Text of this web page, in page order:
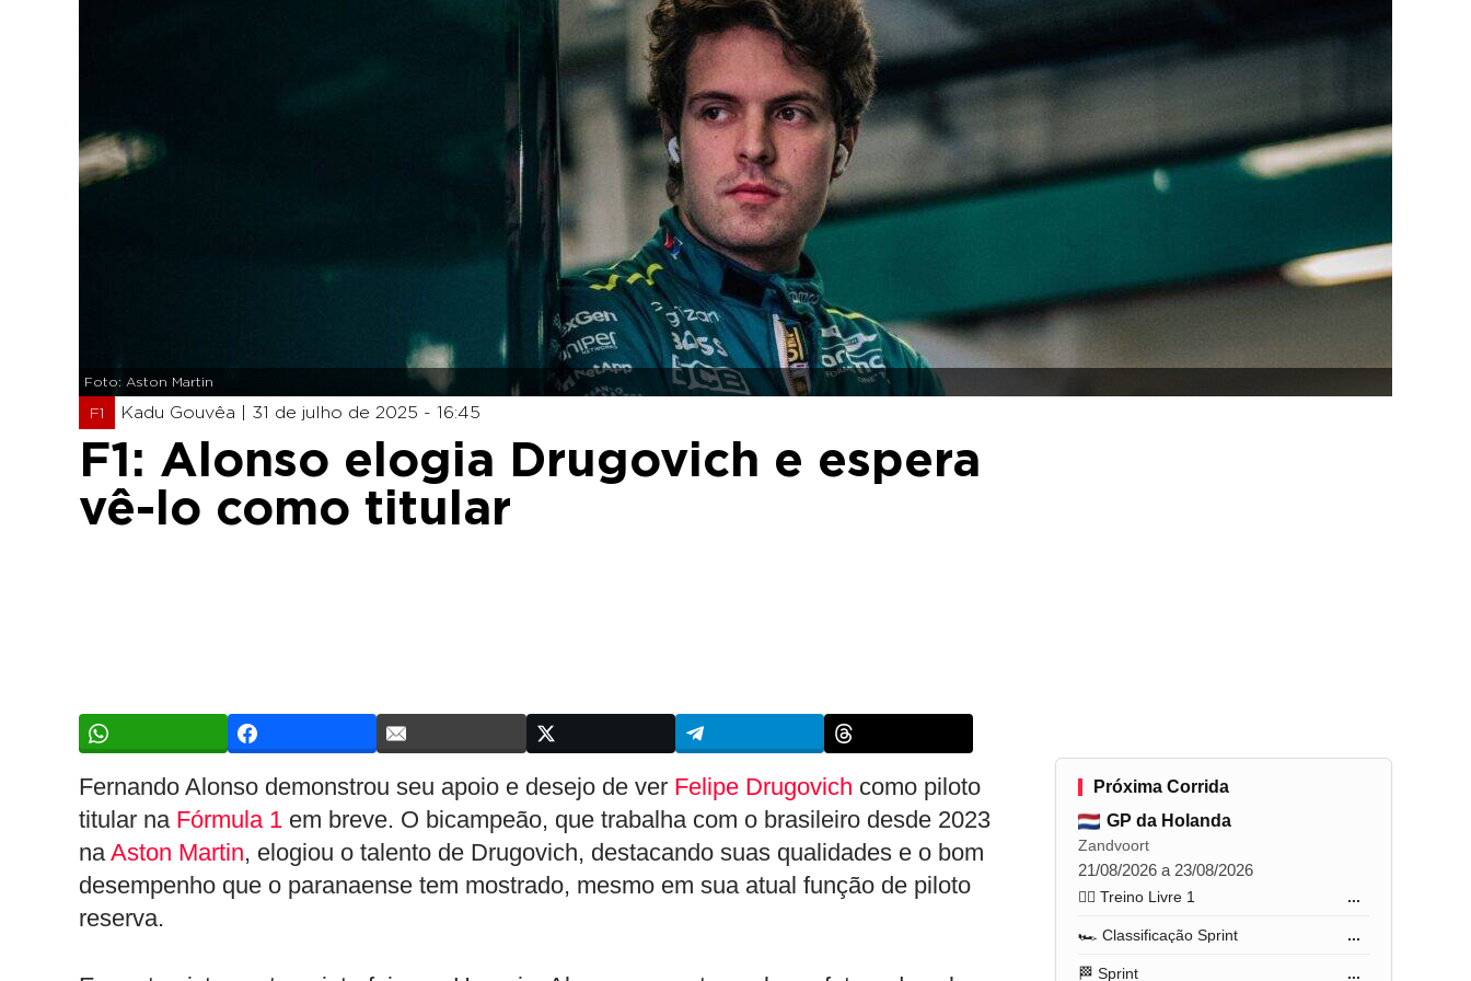
Foto: Aston Martin
F1 Kadu Gouvêa | 31 de julho de 2025 - 16:45
F1: Alonso elogia Drugovich e espera
vê-lo como titular
Fernando Alonso demonstrou seu apoio e desejo de ver Felipe Drugovich como piloto
titular na Fórmula 1 em breve. O bicampeão, que trabalha com o brasileiro desde 2023
naAston Martin, elogiou o talento de Drugovich, destacando suas qualidades e o bom
desempenho que o paranaense tem mostrado, mesmo em sua atual função de piloto
reserva.
Próxima Corrida
GP da Holanda
Zandvoort
21/08/2026 a 23/08/2026
🏋️‍♂️ Treino Livre 1 ...
🏎️ Classificação Sprint ...
🏁 Sprint ...